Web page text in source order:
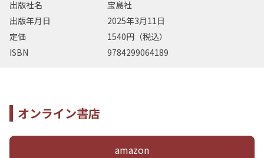
出版社名
宝島社
出版年月日
2025年3月11日
定価
1540円（税込）
ISBN
9784299064189
オンライン書店
amazon